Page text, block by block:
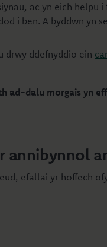
ac yn eich
i ben. A byddwn yn
drwy ddefnyddio ein
ad-dalu morgais yn
annibynnol
efallai yr hoffech